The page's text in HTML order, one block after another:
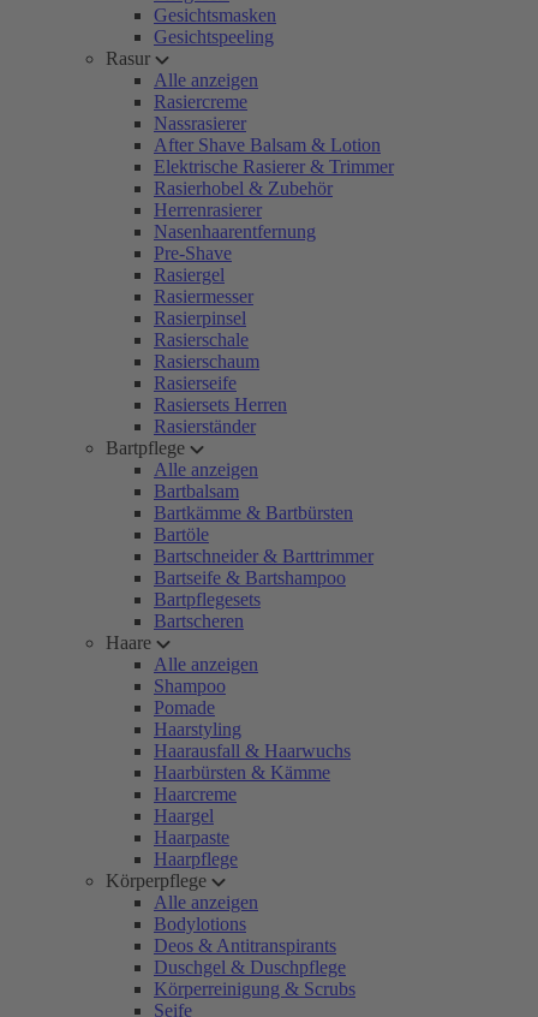
Gesichtsmasken
Gesichtspeeling
Rasur
Alle anzeigen
Rasiercreme
Nassrasierer
After Shave Balsam & Lotion
Elektrische Rasierer & Trimmer
Rasierhobel & Zubehör
Herrenrasierer
Nasenhaarentfernung
Pre-Shave
Rasiergel
Rasiermesser
Rasierpinsel
Rasierschale
Rasierschaum
Rasierseife
Rasiersets Herren
Rasierständer
Bartpflege
Alle anzeigen
Bartbalsam
Bartkämme & Bartbürsten
Bartöle
Bartschneider & Barttrimmer
Bartseife & Bartshampoo
Bartpflegesets
Bartscheren
Haare
Alle anzeigen
Shampoo
Pomade
Haarstyling
Haarausfall & Haarwuchs
Haarbürsten & Kämme
Haarcreme
Haargel
Haarpaste
Haarpflege
Körperpflege
Alle anzeigen
Bodylotions
Deos & Antitranspirants
Duschgel & Duschpflege
Körperreinigung & Scrubs
Seife